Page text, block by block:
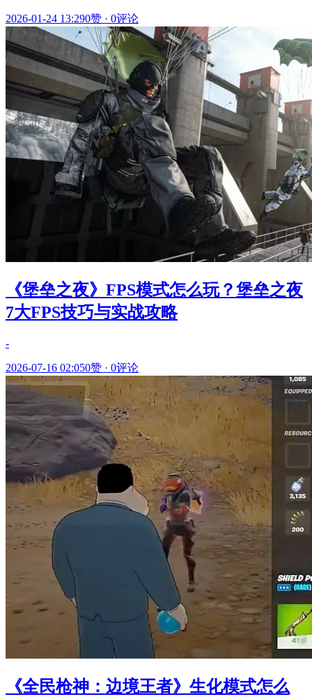
2026-01-24 13:290赞 · 0评论
《堡垒之夜》FPS模式怎么玩？堡垒之夜
7大FPS技巧与实战攻略
-
2026-07-16 02:050赞 · 0评论
《全民枪神：边境王者》生化模式怎么